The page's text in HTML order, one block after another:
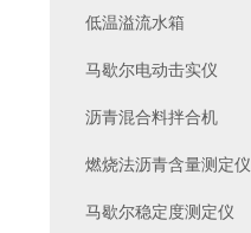
低温溢流水箱
马歇尔电动击实仪
沥青混合料拌合机
燃烧法沥青含量测定仪
马歇尔稳定度测定仪